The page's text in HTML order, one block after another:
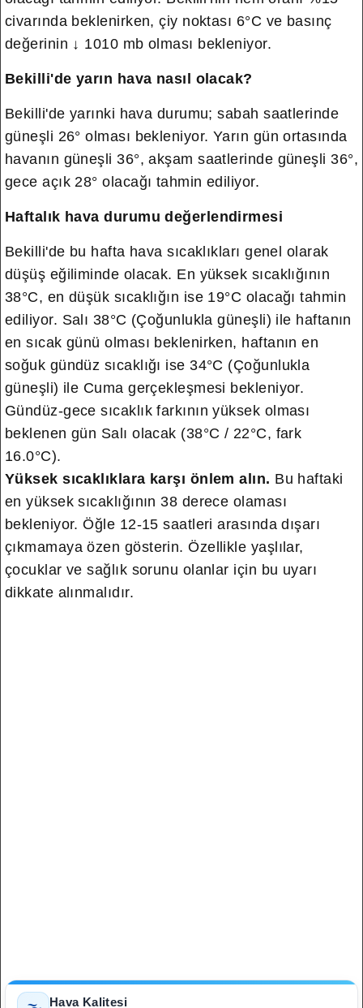
civarında beklenirken, çiy noktası 6°C ve basınç
değerinin ↓ 1010 mb olması bekleniyor.
Bekilli'de yarın hava nasıl olacak?
Bekilli'de yarınki hava durumu; sabah saatlerinde
güneşli 26° olması bekleniyor. Yarın gün ortasında
havanın güneşli 36°, akşam saatlerinde güneşli 36°,
gece açık 28° olacağı tahmin ediliyor.
Haftalık hava durumu değerlendirmesi
Bekilli'de bu hafta hava sıcaklıkları genel olarak
düşüş eğiliminde olacak. En yüksek sıcaklığının
38°C, en düşük sıcaklığın ise 19°C olacağı tahmin
ediliyor. Salı 38°C (Çoğunlukla güneşli) ile haftanın
en sıcak günü olması beklenirken, haftanın en
soğuk gündüz sıcaklığı ise 34°C (Çoğunlukla
güneşli) ile Cuma gerçekleşmesi bekleniyor.
Gündüz-gece sıcaklık farkının yüksek olması
beklenen gün Salı olacak (38°C / 22°C, fark
16.0°C).
Yüksek sıcaklıklara karşı önlem alın. Bu haftaki
en yüksek sıcaklığının 38 derece olaması
bekleniyor. Öğle 12-15 saatleri arasında dışarı
çıkmamaya özen gösterin. Özellikle yaşlılar,
çocuklar ve sağlık sorunu olanlar için bu uyarı
dikkate alınmalıdır.
Hava Kalitesi